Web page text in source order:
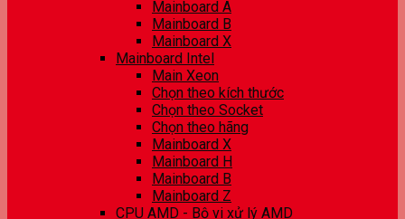
Mainboard A
Mainboard B
Mainboard X
Mainboard Intel
Main Xeon
Chọn theo kích thước
Chọn theo Socket
Chọn theo hãng
Mainboard X
Mainboard H
Mainboard B
Mainboard Z
CPU AMD - Bộ vi xử lý AMD